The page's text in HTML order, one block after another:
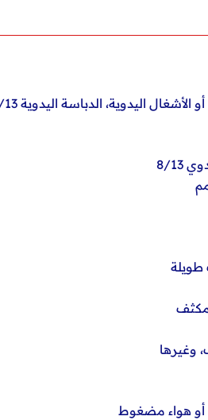
13
طويلة
وغيرها
أو هواء مضغوط